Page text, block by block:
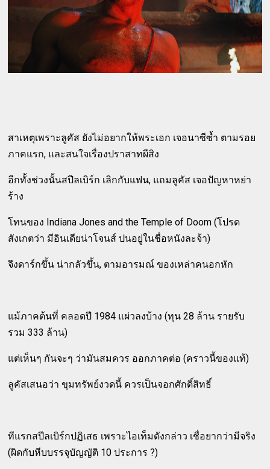
สาเหตุเพราะลูคัส ยังไม่อยากให้พระเอก เจอนาซีซ้ำ ตามรอย
ภาคแรก, และสนใจเรื่องปราสาทผีสิง
อีกทั้งช่วงนั้นสปีลเบิร์ก เลิกกับแฟน, แถมลูคัส เจอปัญหาหย่า
ร้าง
โทนของ Indiana Jones and the Temple of Doom (โปรด
สังเกตว่า มีอินเดียน่าโจนส์ ปนอยู่ในชื่อหนังละจ้า)
จึงดาร์กขึ้น น่ากลัวขึ้น, ตามอารมณ์ ของเหล่าคนอกหัก
แม้ภาคต้นที่ คลอดปี 1984 แผ่วลงบ้าง (ทุน 28 ล้าน รายรับ
รวม 333 ล้าน)
แต่เห็นๆ กันจะๆ ว่ามันสมควร ออกภาคต่อ (คราวนี้ของแท้)
ลูคัสเสนอว่า ขุมทรัพย์งวดนี้ ควรเป็นจอกศักดิ์สิทธิ์
ทีแรกสปีลเบิร์กปฏิเสธ เพราะไอเท็มดังกล่าว เชื่อยากว่ามีจริง
(ผิดกับหีบบรรจุบัญญัติ 10 ประการ ?)